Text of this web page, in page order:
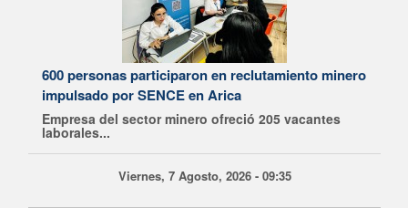
600 personas participaron en reclutamiento minero
impulsado por SENCE en Arica
Empresa del sector minero ofreció 205 vacantes
laborales...
Viernes, 7 Agosto, 2026 - 09:35